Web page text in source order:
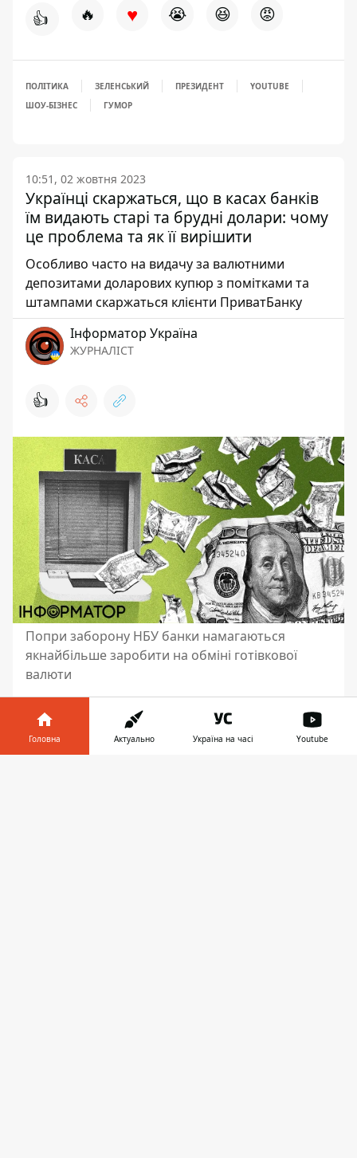
👍 🔥 ♥ 😭 😆 😡
ПОЛІТИКА ЗЕЛЕНСЬКИЙ ПРЕЗИДЕНТ
YOUTUBE
ШОУ-БІЗНЕС
ГУМОР
10:51, 02 жовтня 2023
Українці скаржаться, що в касах банків
їм видають старі та брудні долари: чому
це проблема та як її вирішити
Особливо часто на видачу за валютними
депозитами доларових купюр з помітками та
штампами скаржаться клієнти ПриватБанку
Інформатор Україна
ЖУРНАЛІСТ
👍
Попри заборону НБУ банки намагаються
якнайбільше заробити на обміні готівкової
валюти
Багато скандалів виникає на українському
ринку готівкової валюти через
зношені та
пошкоджені доларові купюри, які видають
Головна Актуально Україна на часі Youtube